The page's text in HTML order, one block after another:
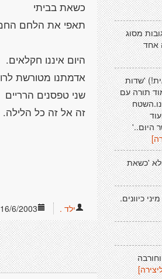
16/6/2003 ילד .
מסוג
אחד
'שדות
תורה עם
היום..'
'כשאת
כיוונים.